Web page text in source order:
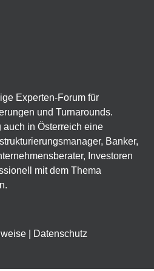
Experten-Forum für
und Turnarounds.
auch in Österreich eine
Banker,
Investoren
mit dem Thema
Datenschutz